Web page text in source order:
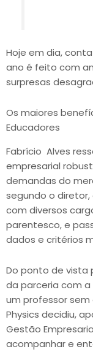
Hoje em dia,
ano é feito com
surpresas
Os maiores
Educadores
Fabrício Alves
empresarial
demandas do
segundo o diretor,
com diversos
parentesco, e
dados e critérios
Do ponto de vista
da parceria com a
um professor
Physics decidiu,
Gestão
acompanhar e